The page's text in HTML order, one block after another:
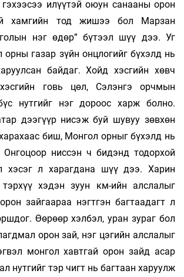
илүү­тэй оюун санааны орон
хамгийн тод жишээ бол Марзан
нэг өдөр” бүтээл шүү дээ. Уг
газар зүйн онцлогийг бүхэлд нь
байдаг. Хойд хэсгийн хөвч
говь цөл, Сэлэнгэ орчмын
нутгийг нэг дороос харж болно.
дээгүүр нисэж буй шувуу зөвхөн
биш, Монгол орныг бүхэлд нь
Онгоцоор ниссэн ч бидэнд тодорхой
хэсэг л харагдана шүү дээ. Харин
хэдэн зуун км-ийн алслалыг
зайгаараа нэгтгэн багтаадагт л
Өөрөөр хэлбэл, уран зураг бол
орон зай, нэг цэгийн алслалыг
монгол хавтгай орон зайд асар
нутгийг тэр чигт нь багтаан харуулж